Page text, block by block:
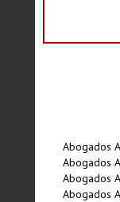
Abogados
Abogados
Abogados
Abogados